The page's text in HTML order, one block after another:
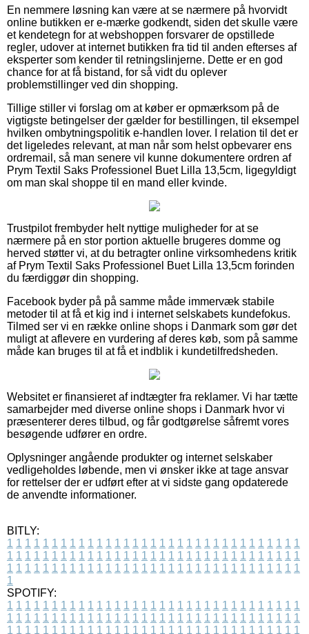
En nemmere løsning kan være at se nærmere på hvorvidt
online butikken er e-mærke godkendt, siden det skulle være
et kendetegn for at webshoppen forsvarer de opstillede
regler, udover at internet butikken fra tid til anden efterses af
eksperter som kender til retningslinjerne. Dette er en god
chance for at få bistand, for så vidt du oplever
problemstillinger ved din shopping.
Tillige stiller vi forslag om at køber er opmærksom på de
vigtigste betingelser der gælder for bestillingen, til eksempel
hvilken ombytningspolitik e-handlen lover. I relation til det er
det ligeledes relevant, at man når som helst opbevarer ens
ordremail, så man senere vil kunne dokumentere ordren af
Prym Textil Saks Professionel Buet Lilla 13,5cm, ligegyldigt
om man skal shoppe til en mand eller kvinde.
Trustpilot frembyder helt nyttige muligheder for at se
nærmere på en stor portion aktuelle brugeres domme og
herved støtter vi, at du betragter online virksomhedens kritik
af Prym Textil Saks Professionel Buet Lilla 13,5cm forinden
du færdiggør din shopping.
Facebook byder på på samme måde immervæk stabile
metoder til at få et kig ind i internet selskabets kundefokus.
Tilmed ser vi en række online shops i Danmark som gør det
muligt at aflevere en vurdering af deres køb, som på samme
måde kan bruges til at få et indblik i kundetilfredsheden.
Websitet er finansieret af indtægter fra reklamer. Vi har tætte
samarbejder med diverse online shops i Danmark hvor vi
præsenterer deres tilbud, og får godtgørelse såfremt vores
besøgende udfører en ordre.
Oplysninger angående produkter og internet selskaber
vedligeholdes løbende, men vi ønsker ikke at tage ansvar
for rettelser der er udført efter at vi sidste gang opdaterede
de anvendte informationer.
BITLY:
1 1 1 1 1 1 1 1 1 1 1 1 1 1 1 1 1 1 1 1 1 1 1 1 1 1 1 1 1 1 1 1 1
1 1 1 1 1 1 1 1 1 1 1 1 1 1 1 1 1 1 1 1 1 1 1 1 1 1 1 1 1 1 1 1 1
1 1 1 1 1 1 1 1 1 1 1 1 1 1 1 1 1 1 1 1 1 1 1 1 1 1 1 1 1 1 1 1 1
1
SPOTIFY:
1 1 1 1 1 1 1 1 1 1 1 1 1 1 1 1 1 1 1 1 1 1 1 1 1 1 1 1 1 1 1 1 1
1 1 1 1 1 1 1 1 1 1 1 1 1 1 1 1 1 1 1 1 1 1 1 1 1 1 1 1 1 1 1 1 1
1 1 1 1 1 1 1 1 1 1 1 1 1 1 1 1 1 1 1 1 1 1 1 1 1 1 1 1 1 1 1 1 1